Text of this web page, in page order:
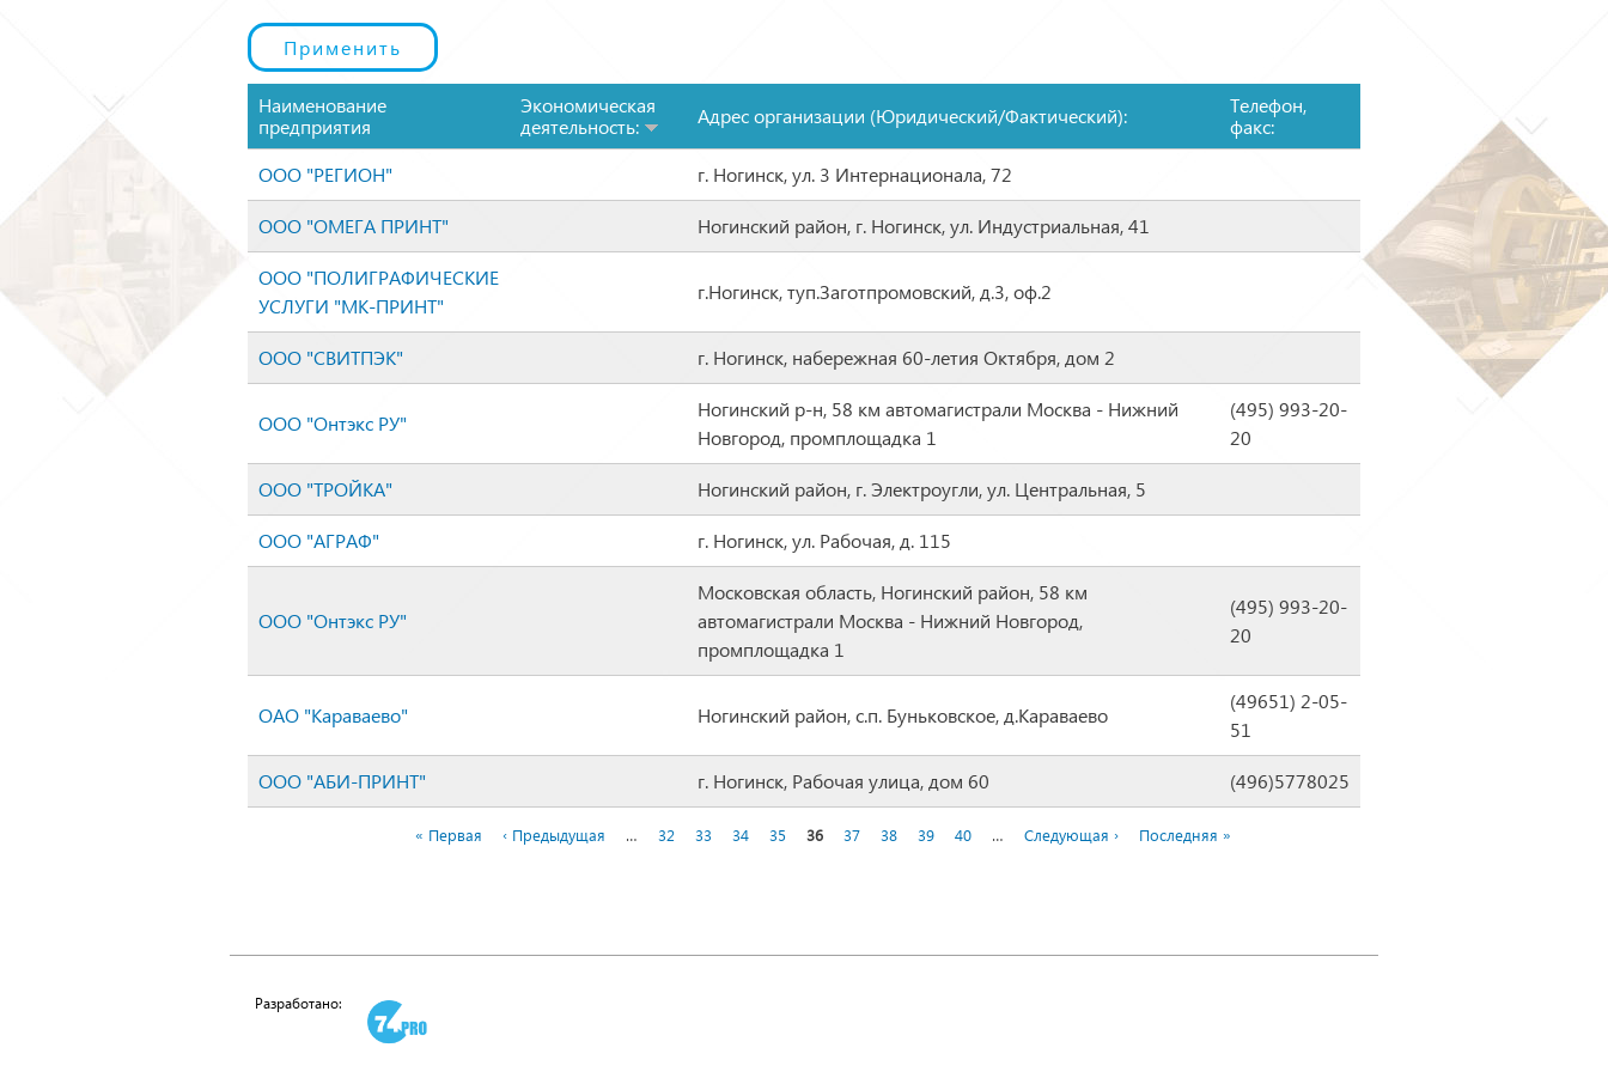
Наименование
предприятия
Экономическая
деятельность:
Адрес организации (Юридический/Фактический):
Телефон,
факс:
ООО "РЕГИОН"
г. Ногинск, ул. 3 Интернационала, 72
ООО "ОМЕГА ПРИНТ" Ногинский район, г. Ногинск, ул. Индустриальная, 41
ООО "ПОЛИГРАФИЧЕСКИЕ
УСЛУГИ "МК-ПРИНТ"
г.Ногинск, туп.Заготпромовский, д.3, оф.2
ООО "СВИТПЭК" г. Ногинск, набережная 60-летия Октября, дом 2
ООО "Онтэкс РУ"
Ногинский р-н, 58 км автомагистрали Москва - Нижний
Новгород, промплощадка 1
(495) 993-20-
20
ООО "ТРОЙКА" Ногинский район, г. Электроугли, ул. Центральная, 5
ООО "АГРАФ" г. Ногинск, ул. Рабочая, д. 115
ООО "Онтэкс РУ"
Московская область, Ногинский район, 58 км
автомагистрали Москва - Нижний Новгород,
промплощадка 1
(495) 993-20-
20
ОАО "Караваево" Ногинский район, с.п. Буньковское, д.Караваево
(49651) 2-05-
51
ООО "АБИ-ПРИНТ" г. Ногинск, Рабочая улица, дом 60 (496)5778025
« Первая ‹ Предыдущая … 32 33 34 35 36 37 38 39 40 … Следующая › Последняя »
Разработано: